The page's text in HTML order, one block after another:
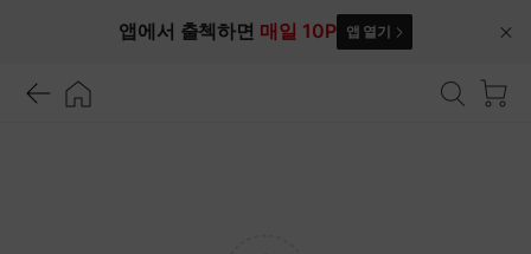
앱에서 출첵하면 매일 10P 앱 열기
닫